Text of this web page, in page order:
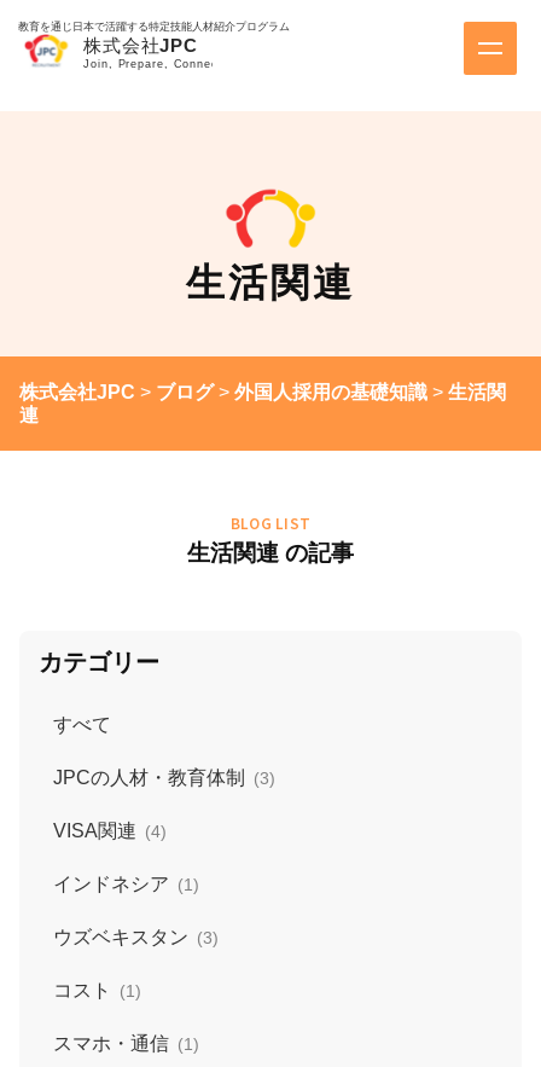
教育を通じ日本で活躍する特定技能人材紹介プログラム
生活関連
株式会社JPC > ブログ> 外国人採用の基礎知識 > 生活関
連
BLOG LIST
生活関連 の記事
カテゴリー
すべて
JPCの人材・教育体制 (3)
VISA関連 (4)
インドネシア (1)
ウズベキスタン (3)
コスト (1)
スマホ・通信 (1)